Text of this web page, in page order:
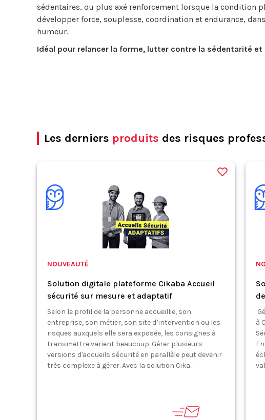
sédentaires, ou plus axé renforcement lorsque la condition
développer force, souplesse, coordination et endurance,
humeur.
Idéal pour relancer la forme, lutter contre la sédentarité et
Les derniers produits des risques
NOUVEAUTÉ
Solution digitale plateforme Cikaba Accueil
sécurité sur mesure et adaptatif
Selon le profil de la personne accueillie, son
entreprise, son métier, son site d’intervention ou les
risques auxquels elle sera exposée, les consignes à
transmettre varient beaucoup. Gérer plusieurs
versions d'accueils sécurité en parallèle peut devenir
très complexe à gérer. Avec la solution Cika...
à